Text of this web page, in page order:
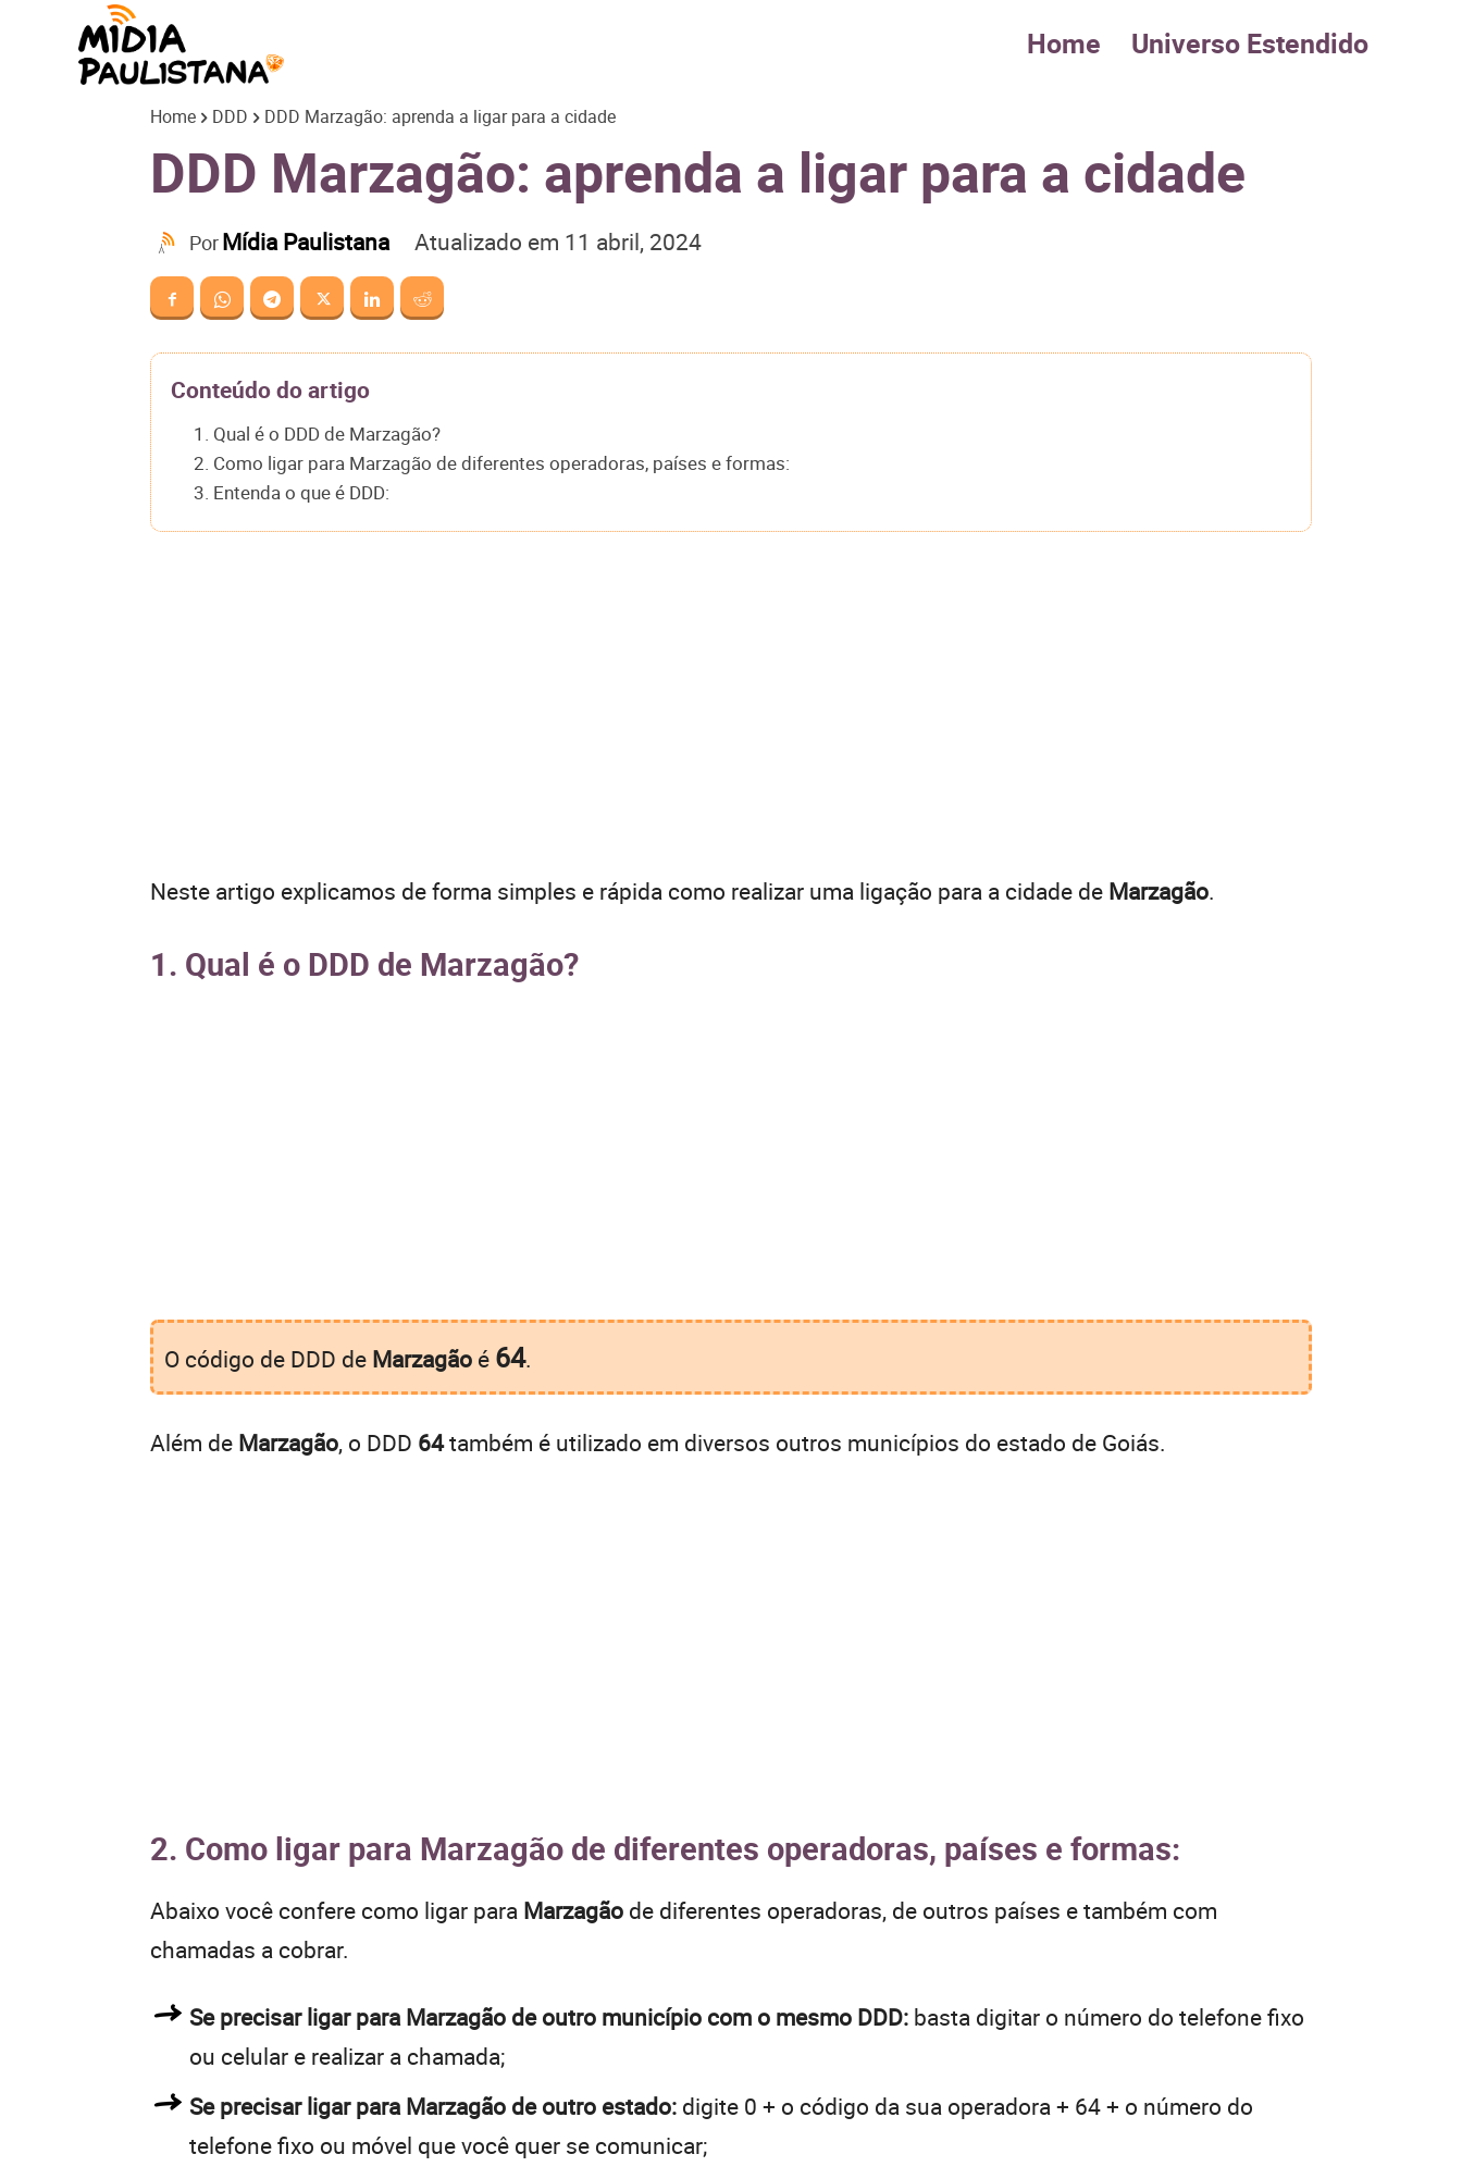
Paulistana
Home Universo Estendido
Home DDD DDD Marzagão: aprenda a ligar para a cidade
DDD Marzagão: aprenda a ligar para a cidade
PorMídia Paulistana Atualizado em 11 abril, 2024
Conteúdo do artigo
1. Qual é o DDD de Marzagão?
2. Como ligar para Marzagão de diferentes operadoras, países e formas:
3. Entenda o que é DDD:
Neste artigo explicamos de forma simples e rápida como realizar uma ligação para a cidade de Marzagão.
1. Qual é o DDD de Marzagão?
O código de DDD de Marzagão é 64.
Além de Marzagão, o DDD 64também é utilizado em diversos outros municípios do estado de Goiás.
2. Como ligar para Marzagão de diferentes operadoras, países e formas:
Abaixo você confere como ligar para Marzagão de diferentes operadoras, de outros países e também com
chamadas a cobrar.
Se precisar ligar para Marzagão de outro município com o mesmo DDD: basta digitar o número do telefone fixo
ou celular e realizar a chamada;
Se precisar ligar para Marzagão de outro estado: digite 0 + o código da sua operadora + 64 + o número do
telefone fixo ou móvel que você quer se comunicar;